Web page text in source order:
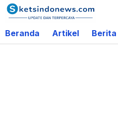
Lewati
ke
konten
Beranda Artikel Berita